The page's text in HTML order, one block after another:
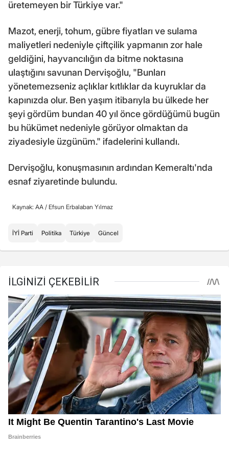
üretemeyen bir Türkiye var."
Mazot, enerji, tohum, gübre fiyatları ve sulama
maliyetleri nedeniyle çiftçilik yapmanın zor hale
geldiğini, hayvancılığın da bitme noktasına
ulaştığını savunan Dervişoğlu, "Bunları
yönetemezseniz açlıklar kıtlıklar da kuyruklar da
kapınızda olur. Ben yaşım itibarıyla bu ülkede her
şeyi gördüm bundan 40 yıl önce gördüğümü bugün
bu hükümet nedeniyle görüyor olmaktan da
ziyadesiyle üzgünüm." ifadelerini kullandı.
Dervişoğlu, konuşmasının ardından Kemeraltı'nda
esnaf ziyaretinde bulundu.
Kaynak: AA / Efsun Erbalaban Yılmaz
İYİ Parti Politika Türkiye Güncel